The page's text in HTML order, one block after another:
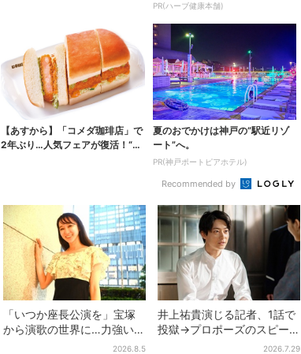
PR(ハーブ健康本舗)
【あすから】「コメダ珈琲店」で
2年ぶり…人気フェアが復活！“ハ
夏のおでかけは神戸の”駅近リゾ
ート”へ。
PR(神戸ポートピアホテル)
Recommended by
「いつか座長公演を」宝塚
から演歌の世界に…力強いコ
ブシで聴かせる有沙瞳の目
2026.8.5
井上祐貴演じる記者、1話で
投獄→プロポーズのスピー
ド感に視聴者驚き「横沢さ
2026.7.29